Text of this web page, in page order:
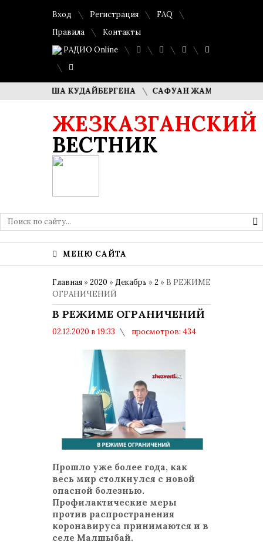
Вход Регистрация
FAQ
Правила
Контакты
РАДИО Online
ДИМАША КУДАЙБЕРГЕНА САФУАН ЖАМПЕИСОВ: «МЫ
ЖЕЗКАЗГАНСКИЙ
ВЕСТНИК
МЕНЮ САЙТА
Главная »2020 »Декабрь »2 » В РЕЖИМЕ
ОГРАНИЧЕНИЙ
В РЕЖИМЕ ОГРАНИЧЕНИЙ
02.12.2020 в 19:33
просмотров: 434
Прошло уже более года, как
весь мир столкнулся с новой
опасной болезнью.
Профилактические меры
против распространения
коронавируса принимаются и в
селе Малшыбай.